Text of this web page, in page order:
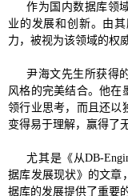
作为国内数据库领
业的发展和创新。由
力，被视为该领域的权
尹海文先生所获得
风格的完美结合。他在
领行业思考，而且还以
变得易于理解，赢得了
尤其是《从DB-
据库发展现状》的文章
据库的发展提供了重要